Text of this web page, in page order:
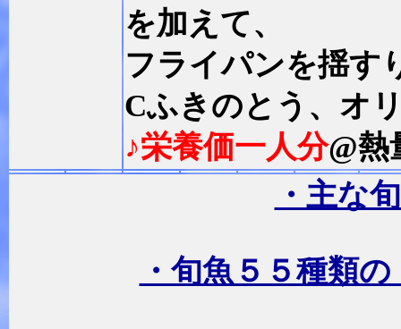
を加えて、
フライパンを揺す
Cふきのとう、オ
♪栄養価一人分@熱
・主な
・旬魚５５種類